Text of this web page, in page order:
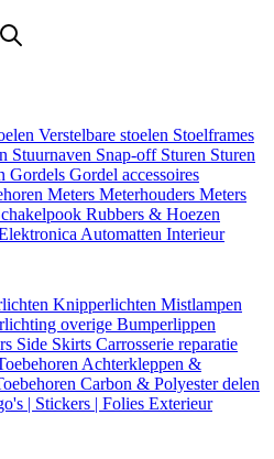
Verstelbare stoelen Stoelframes
Stuurnaven Snap-off Sturen Sturen
Gordels Gordel accessoires
Meters Meterhouders Meters
Rubbers & Hoezen
Automatten Interieur
Knipperlichten Mistlampen
overige Bumperlippen
Side Skirts Carrosserie reparatie
Achterkleppen &
Carbon & Polyester delen
| Stickers | Folies Exterieur